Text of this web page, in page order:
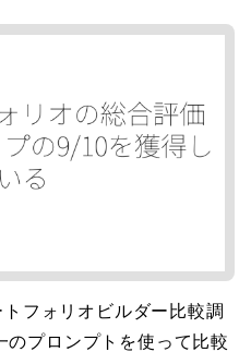
フォリオビルダー比較調
プロンプトを使って比較